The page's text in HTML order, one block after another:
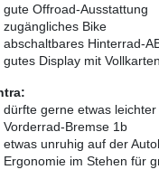
gute Offroad-Ausstattung
zugängliches Bike
abschaltbares Hinterrad-
gutes Display mit
dürfte gerne etwas leichter
Vorderrad-Bremse 1b
etwas unruhig auf der
Ergonomie im Stehen für